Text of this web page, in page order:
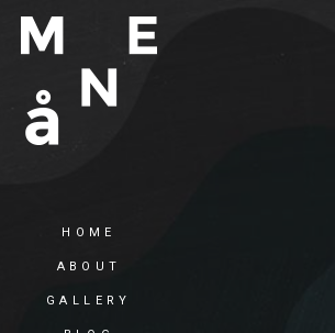
HOME
ABOUT
GALLERY